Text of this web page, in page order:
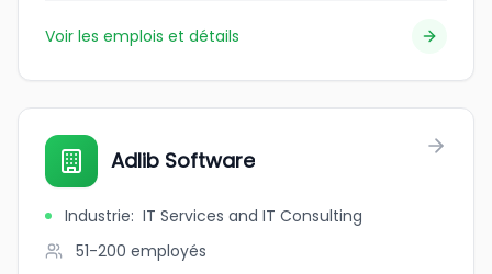
Voir les emplois et détails
Adlib Software
Industrie: IT Services and IT Consulting
51-200 employés